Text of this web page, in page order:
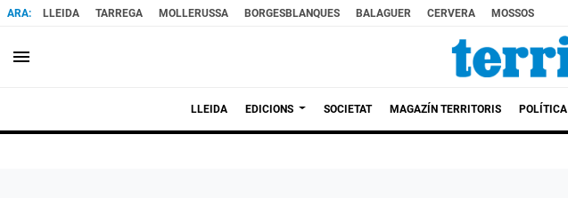
LLEIDA TARREGA MOLLERUSSA BORGESBLANQUES BALAGUER CERVERA MOSSOS
menu
LLEIDA EDICIONS SOCIETAT MAGAZÍN TERRITORIS POLÍTICA